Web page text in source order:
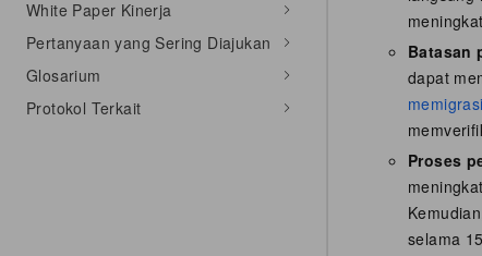
White Paper Kinerja
Pertanyaan yang Sering Diajukan
Glosarium
Protokol Terkait
Batasan
dapat
Proses
selama